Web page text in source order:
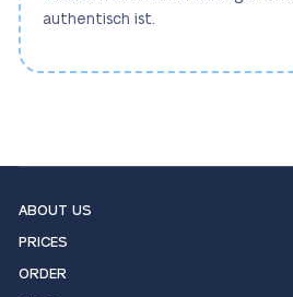
authentisch ist.
ABOUT US
PRICES
ORDER